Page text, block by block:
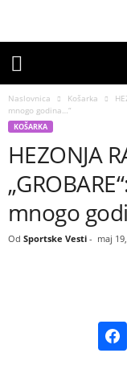
Naslovnica Košarka
mnogo godina…“
KOŠARKA
HEZONJA
mnogo
Od Sportske Vesti - maj